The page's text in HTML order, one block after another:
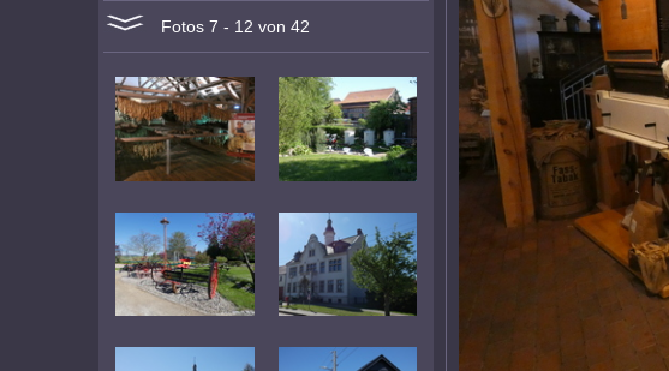
Fotos 7 - 12 von 42